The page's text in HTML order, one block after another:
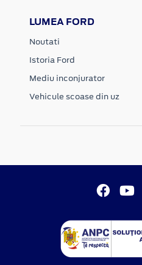
LUMEA FORD
Noutati
Istoria Ford
Mediu inconjurator
Vehicule scoase din uz